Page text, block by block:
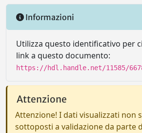
Informazioni
Utilizza questo identificativo per
link a questo documento:
https://hdl.handle.net/11585/
Attenzione
Attenzione! I dati visualizzati non
sottoposti a validazione da parte